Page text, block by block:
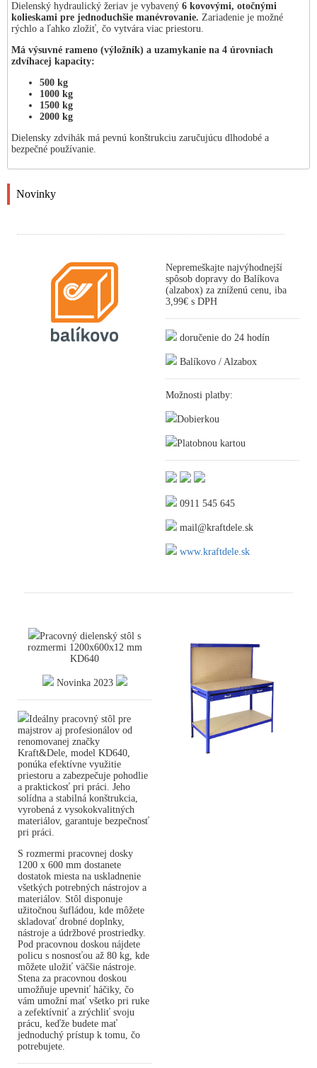
Dielenský hydraulický žeriav je vybavený 6 kovovými, otočnými
kolieskami pre jednoduchšie manévrovanie. Zariadenie je možné
rýchlo a ľahko zložiť, čo vytvára viac priestoru.
Má výsuvné rameno (výložník) a uzamykanie na 4 úrovniach
zdvíhacej kapacity:
500 kg
1000 kg
1500 kg
2000 kg
Dielensky zdvihák má pevnú konštrukciu zaručujúcu dlhodobé a
bezpečné používanie.
Novinky
Nepremeškajte najvýhodnejší
spôsob dopravy do Balíkova
(alzabox) za zníženú cenu, iba
3,99€ s DPH
doručenie do 24 hodín
Balíkovo / Alzabox
Možnosti platby:
Dobierkou
Platobnou kartou
0911 545 645
mail@kraftdele.sk
www.kraftdele.sk
Pracovný dielenský stôl s
rozmermi 1200x600x12 mm
KD640
Novinka 2023
Ideálny pracovný stôl pre
majstrov aj profesionálov od
renomovanej značky
Kraft&Dele, model KD640,
ponúka efektívne využitie
priestoru a zabezpečuje pohodlie
a praktickosť pri práci. Jeho
solídna a stabilná konštrukcia,
vyrobená z vysokokvalitných
materiálov, garantuje bezpečnosť
pri práci.
S rozmermi pracovnej dosky
1200 x 600 mm dostanete
dostatok miesta na uskladnenie
všetkých potrebných nástrojov a
materiálov. Stôl disponuje
užitočnou šufládou, kde môžete
skladovať drobné doplnky,
nástroje a údržbové prostriedky.
Pod pracovnou doskou nájdete
policu s nosnosťou až 80 kg, kde
môžete uložiť väčšie nástroje.
Stena za pracovnou doskou
umožňuje upevniť háčiky, čo
vám umožní mať všetko pri ruke
a zefektívniť a zrýchliť svoju
prácu, keďže budete mať
jednoduchý prístup k tomu, čo
potrebujete.